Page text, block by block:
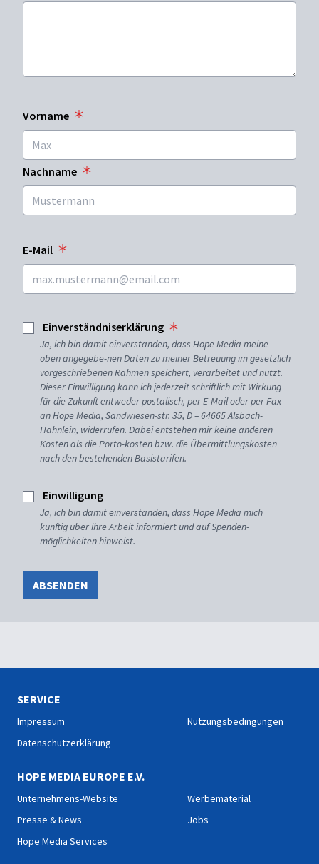
Vorname
Nachname
E-Mail
Einverständniserklärung
Ja, ich bin damit einverstanden, dass Hope Media meine
oben angegebe-nen Daten zu meiner Betreuung im gesetzlich
vorgeschriebenen Rahmen speichert, verarbeitet und nutzt.
Dieser Einwilligung kann ich jederzeit schriftlich mit Wirkung
für die Zukunft entweder postalisch, per E-Mail oder per Fax
an Hope Media, Sandwiesen-str. 35, D – 64665 Alsbach-
Hähnlein, widerrufen. Dabei entstehen mir keine anderen
Kosten als die Porto-kosten bzw. die Übermittlungskosten
nach den bestehenden Basistarifen.
Einwilligung
Ja, ich bin damit einverstanden, dass Hope Media mich
künftig über ihre Arbeit informiert und auf Spenden-
möglichkeiten hinweist.
ABSENDEN
SERVICE
Impressum
Datenschutzerklärung
Nutzungsbedingungen
HOPE MEDIA EUROPE E.V.
Unternehmens-Website
Presse & News
Hope Media Services
Werbematerial
Jobs